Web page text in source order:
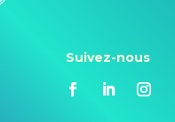
Suivez-nous